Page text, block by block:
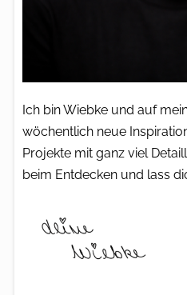
Ich bin Wiebke und auf
wöchentlich neue
Projekte mit ganz viel
beim Entdecken und lass